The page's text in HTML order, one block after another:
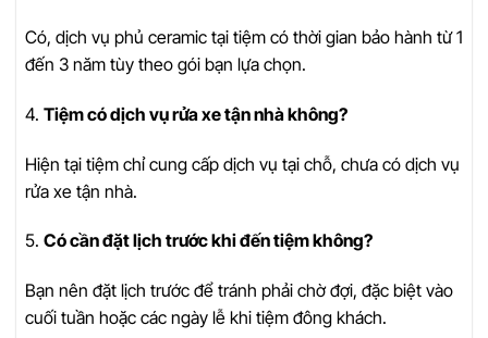
Có, dịch vụ phủ ceramic tại tiệm có thời gian bảo hành từ 1
đến 3 năm tùy theo gói bạn lựa chọn.
4. Tiệm có dịch vụ rửa xe tận nhà không?
Hiện tại tiệm chỉ cung cấp dịch vụ tại chỗ, chưa có dịch vụ
rửa xe tận nhà.
5. Có cần đặt lịch trước khi đến tiệm không?
Bạn nên đặt lịch trước để tránh phải chờ đợi, đặc biệt vào
cuối tuần hoặc các ngày lễ khi tiệm đông khách.